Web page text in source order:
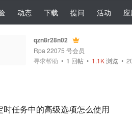
动态 下载 提问 活动
qzn8r28n02
Rpa 22075 号会员
寻求帮助 • 1 回帖 • 1.1K浏览 •
时任务中的高级选项怎么使用